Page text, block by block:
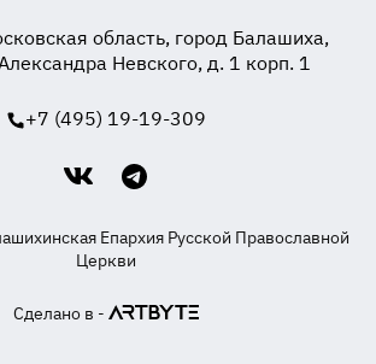
область, город Балашиха,
Невского, д. 1 корп. 1
+7 (495) 19-19-309
Епархия Русской Православной
Церкви
Сделано в -